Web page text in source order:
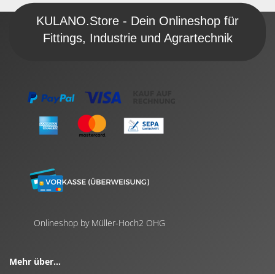
KULANO.Store - Dein Onlineshop für
Fittings, Industrie und Agrartechnik
Onlineshop by Müller-Hoch2 OHG
Mehr über...